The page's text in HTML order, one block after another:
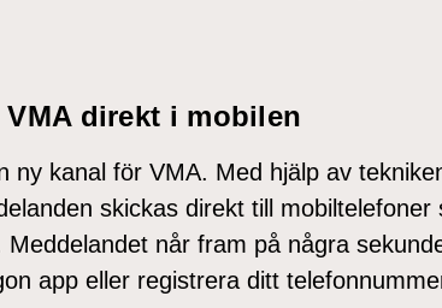
VMA direkt i mobilen
ny kanal för VMA. Med hjälp av
skickas direkt till
Meddelandet når fram på några
app eller registrera ditt